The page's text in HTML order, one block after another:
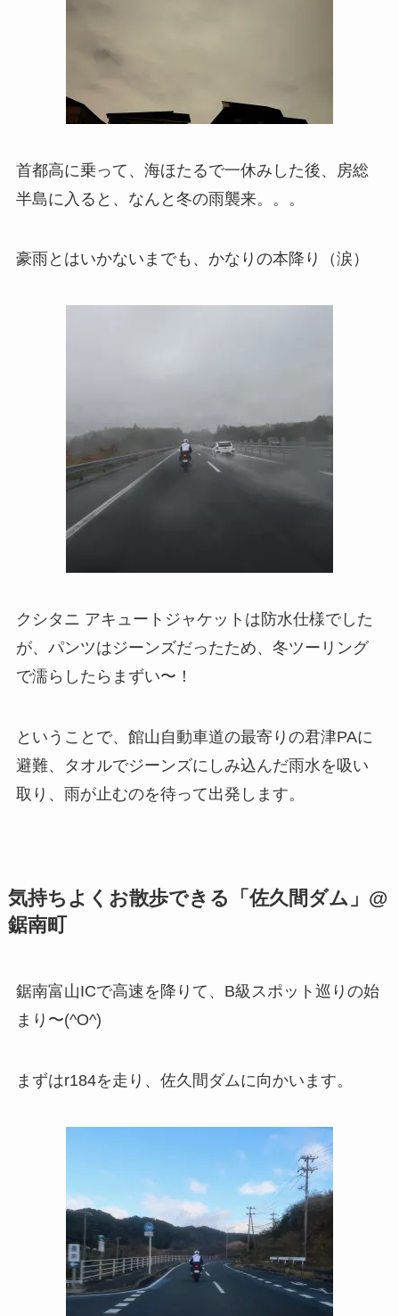
首都高に乗って、海ほたるで一休みした後、房総
半島に入ると、なんと冬の雨襲来。。。
豪雨とはいかないまでも、かなりの本降り（涙）
クシタニ アキュートジャケットは防水仕様でした
が、パンツはジーンズだったため、冬ツーリング
で濡らしたらまずい〜！
ということで、館山自動車道の最寄りの君津PAに
避難、タオルでジーンズにしみ込んだ雨水を吸い
取り、雨が止むのを待って出発します。
気持ちよくお散歩できる「佐久間ダム」@
鋸南町
鋸南富山ICで高速を降りて、B級スポット巡りの始
まり〜(^O^)
まずはr184を走り、佐久間ダムに向かいます。